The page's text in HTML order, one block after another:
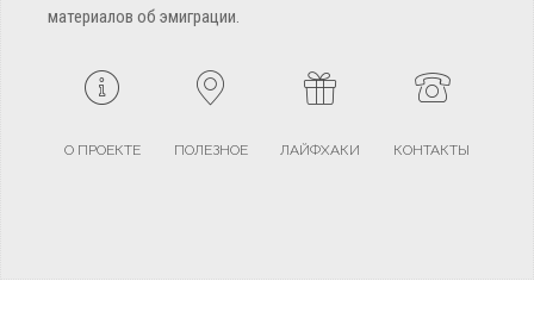
материалов об эмиграции.
О ПРОЕКТЕ ПОЛЕЗНОЕ ЛАЙФХАКИ КОНТАКТЫ